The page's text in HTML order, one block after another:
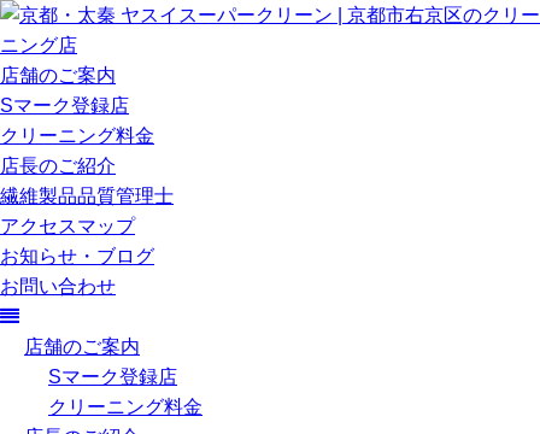
店舗のご案内
Sマーク登録店
クリーニング料金
店長のご紹介
繊維製品品質管理士
アクセスマップ
お知らせ・ブログ
お問い合わせ
店舗のご案内
Sマーク登録店
クリーニング料金